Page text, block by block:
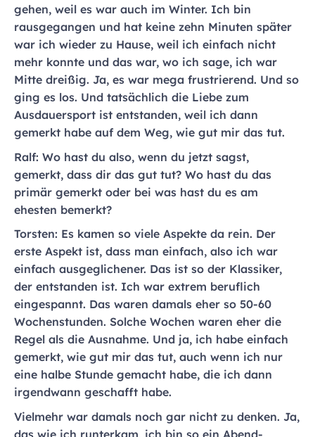
gehen, weil es war auch im Winter. Ich bin
rausgegangen und hat keine zehn Minuten später
war ich wieder zu Hause, weil ich einfach nicht
mehr konnte und das war, wo ich sage, ich war
Mitte dreißig. Ja, es war mega frustrierend. Und so
ging es los. Und tatsächlich die Liebe zum
Ausdauersport ist entstanden, weil ich dann
gemerkt habe auf dem Weg, wie gut mir das tut.
Ralf: Wo hast du also, wenn du jetzt sagst,
gemerkt, dass dir das gut tut? Wo hast du das
primär gemerkt oder bei was hast du es am
ehesten bemerkt?
Torsten: Es kamen so viele Aspekte da rein. Der
erste Aspekt ist, dass man einfach, also ich war
einfach ausgeglichener. Das ist so der Klassiker,
der entstanden ist. Ich war extrem beruflich
eingespannt. Das waren damals eher so 50-60
Wochenstunden. Solche Wochen waren eher die
Regel als die Ausnahme. Und ja, ich habe einfach
gemerkt, wie gut mir das tut, auch wenn ich nur
eine halbe Stunde gemacht habe, die ich dann
irgendwann geschafft habe.
Vielmehr war damals noch gar nicht zu denken. Ja,
das wie ich runterkam, ich bin so ein Abend-